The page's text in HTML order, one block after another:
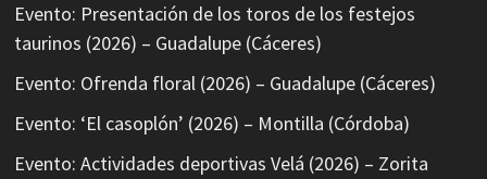
Evento: Presentación de los toros de los festejos
taurinos (2026) – Guadalupe (Cáceres)
Evento: Ofrenda floral (2026) – Guadalupe (Cáceres)
Evento: ‘El casoplón’ (2026) – Montilla (Córdoba)
Evento: Actividades deportivas Velá (2026) – Zorita